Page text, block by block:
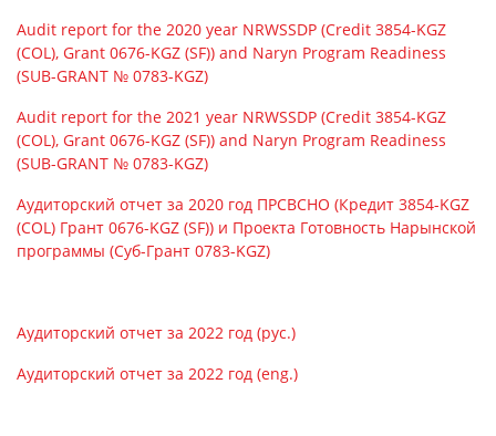
Audit report for the 2020 year NRWSSDP (Credit 3854-KGZ
(COL), Grant 0676-KGZ (SF)) and Naryn Program Readiness
(SUB-GRANT № 0783-KGZ)
Audit report for the 2021 year NRWSSDP (Credit 3854-KGZ
(COL), Grant 0676-KGZ (SF)) and Naryn Program Readiness
(SUB-GRANT № 0783-KGZ)
Аудиторский отчет за 2020 год ПРСВСНО (Кредит 3854-KGZ
(COL) Грант 0676-KGZ (SF)) и Проекта Готовность Нарынской
программы (Суб-Грант 0783-KGZ)
Аудиторский отчет за 2022 год (рус.)
Аудиторский отчет за 2022 год (eng.)